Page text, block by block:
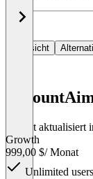
Übersicht
Zuletzt aktualisiert
Growth
999,00 $/ Monat
Unlimited users